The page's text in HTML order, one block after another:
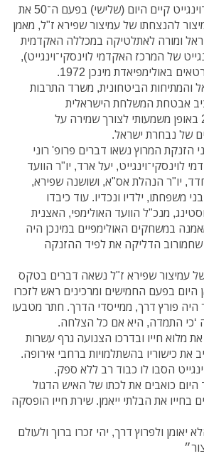
המרכז האקדמי לוינסקי־וינגייט קיים היום (שלישי) בפעם ה־50 את
להנצחתו של עמיצור שפירא ז"ל, מאמן
ומורה לאתלטיקה במכללה האקדמית
של המרכז האקדמי לוינסקי־וינגייט),
הביטחונית, משרד התרבות
אבטחת המשלחת הישראלית
לאולימפיאדת פריז 2024 באופן משמעותי לצורך שמירה על
של נבחרת ישראל.
הזנקת המרוץ נשאו דברים פרופ' רוני
לוינסקי־וינגייט, יעל ארד, יו"ר הוועד
יו"ר הנהלת אס"א, ושושנה שפירא,
משפחתו, ילדיו ונכדיו. עוד כיבדו
מנכ"ל הוועד האולימפי, האצנית
במשחקים האולימפיים במינכן היה
שחמורוב הדליקה את לפיד ההזנקה
עמיצור שפירא ז"ל נשאה דברים בטקס
היום בפעם החמישים ומרכינים ראש לזכרו
היה פורץ דרך, ממייסדי הדרך. חתר מטבעו
‘כי התמדה, היא אם כל הצלחה.
מלוא חייו ובדרכו הצנועה גרף עשרות
את כישוריו בהשתלמויות ברחבי אירופה.
הסבו לו כבוד רב ללא ספק.
היום כואבים את לכתו של האיש הדגול
את הבלתי ייאמן. שירת חייו הופסקה
ולפרוץ דרך, יהי זכרו ברוך ולעולם